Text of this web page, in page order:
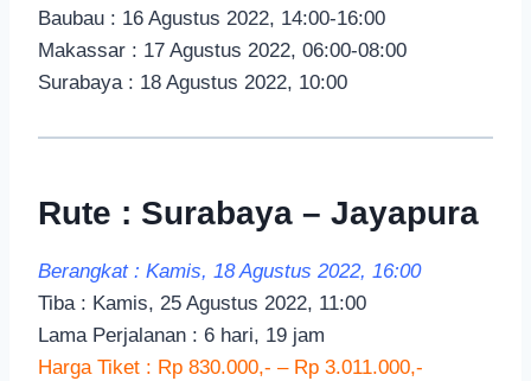
Baubau : 16 Agustus 2022, 14:00-16:00
Makassar : 17 Agustus 2022, 06:00-08:00
Surabaya : 18 Agustus 2022, 10:00
Rute : Surabaya – Jayapura
Berangkat : Kamis, 18 Agustus 2022, 16:00
Tiba : Kamis, 25 Agustus 2022, 11:00
Lama Perjalanan : 6 hari, 19 jam
Harga Tiket : Rp 830.000,- – Rp 3.011.000,-